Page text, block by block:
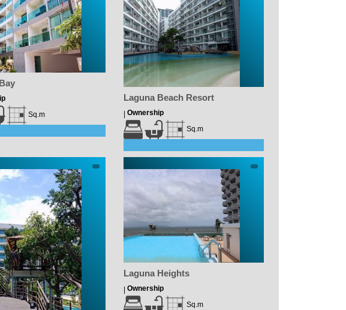
Sq.m
Laguna Beach Resort
| Ownership
Sq.m
Laguna Heights
Ownership
Sq.m